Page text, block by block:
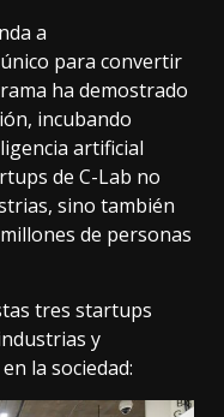
a
para convertir
ha demostrado
incubando
artificial
de C-Lab no
sino también
de personas
tres startups
y
la sociedad: